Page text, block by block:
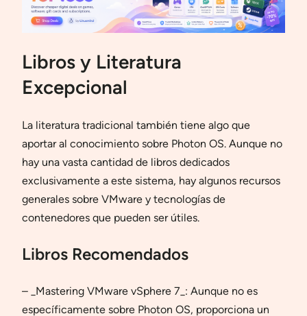
Libros y Literatura
Excepcional
La literatura tradicional también tiene algo que
aportar al conocimiento sobre Photon OS. Aunque no
hay una vasta cantidad de libros dedicados
exclusivamente a este sistema, hay algunos recursos
generales sobre VMware y tecnologías de
contenedores que pueden ser útiles.
Libros Recomendados
– _Mastering VMware vSphere 7_: Aunque no es
específicamente sobre Photon OS, proporciona un